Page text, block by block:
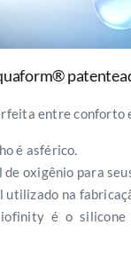
entre conforto
é asférico.
de oxigênio para
utilizado na
é o silicone